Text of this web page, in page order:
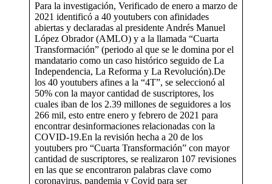
Para la investigación, Verificado de enero a marzo de
2021 identificó a 40 youtubers con afinidades
abiertas y declaradas al presidente Andrés Manuel
López Obrador (AMLO) y a la llamada “Cuarta
Transformación” (periodo al que se le domina por el
mandatario como un caso histórico seguido de La
Independencia, La Reforma y La Revolución).De
los 40 youtubers afines a la “4T”, se seleccionó al
50% con la mayor cantidad de suscriptores, los
cuales iban de los 2.39 millones de seguidores a los
266 mil, esto entre enero y febrero de 2021 para
encontrar desinformaciones relacionadas con la
COVID-19.En la revisión hecha a 20 de los
youtubers pro “Cuarta Transformación” con mayor
cantidad de suscriptores, se realizaron 107 revisiones
en las que se encontraron palabras clave como
coronavirus, pandemia y Covid para ser